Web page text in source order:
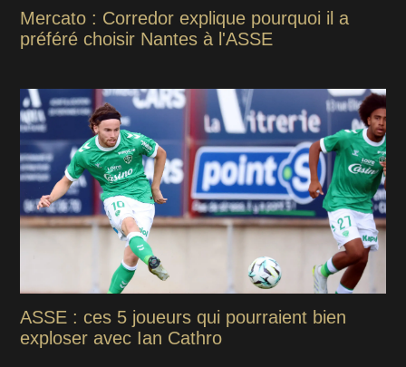
Mercato : Corredor explique pourquoi il a
préféré choisir Nantes à l'ASSE
ASSE : ces 5 joueurs qui pourraient bien
exploser avec Ian Cathro